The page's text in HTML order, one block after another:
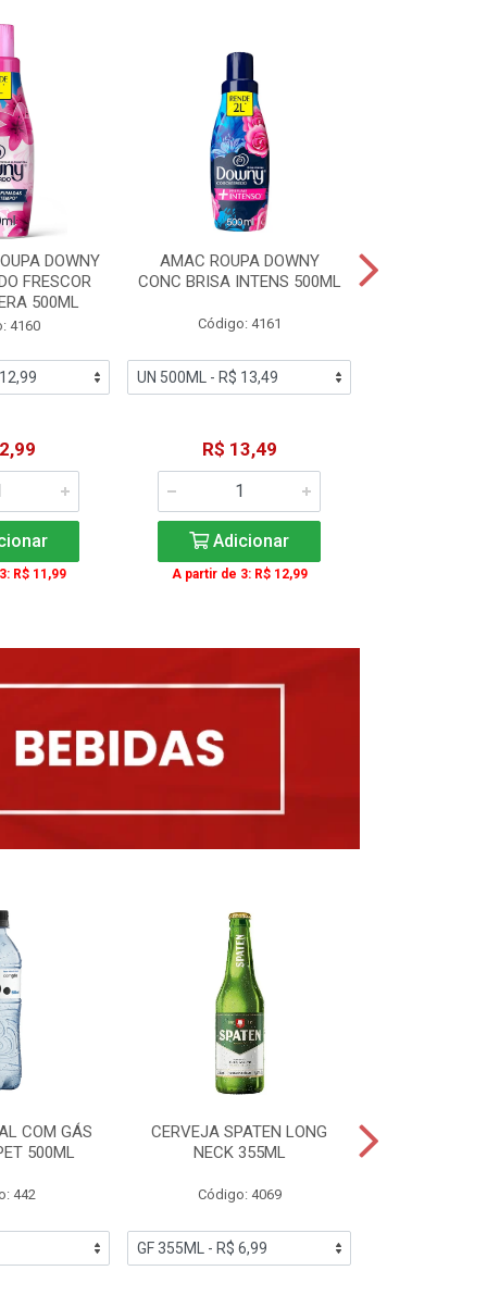
DOWNY
FRESCOR
500ML
4160
R$ 11,99
AMAC ROUPA DOWNY
CONC BRISA INTENS 500ML
Código: 4161
R$ 13,49
Adicionar
A partir de 3: R$ 12,99
COM GÁS
500ML
442
CERVEJA SPATEN LONG
NECK 355ML
Código: 4069